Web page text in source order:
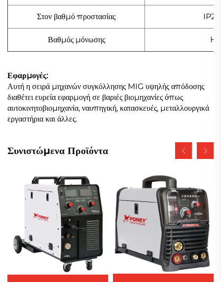
Στον βαθμό προστασίας
Βαθμός μόνωσης H
Εφαρμογές:
Αυτή η σειρά μηχανών συγκόλλησης MIG υψηλής απόδοσης
διαθέτει ευρεία εφαρμογή σε βαριές βιομηχανίες όπως
αυτοκινητοβιομηχανία, ναυπηγική, κατασκευές, μεταλλουργικά
εργαστήρια και άλλες.
Συνιστώμενα Προϊόντα